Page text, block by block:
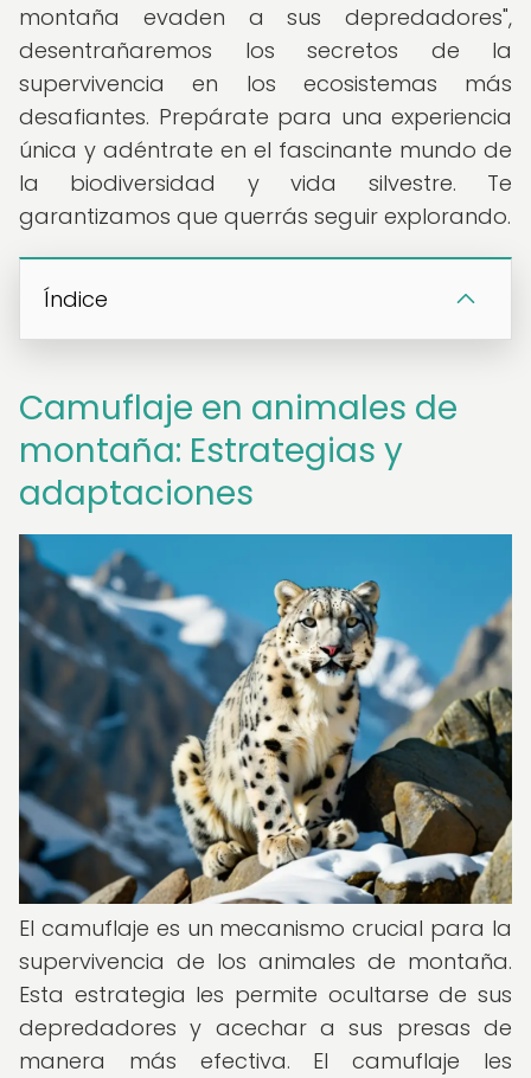
montaña evaden a sus depredadores",
desentrañaremos los secretos de la
supervivencia en los ecosistemas más
desafiantes. Prepárate para una experiencia
única y adéntrate en el fascinante mundo de
la biodiversidad y vida silvestre. Te
garantizamos que querrás seguir explorando.
Índice
Camuflaje en animales de
montaña: Estrategias y
adaptaciones
El camuflaje es un mecanismo crucial para la
supervivencia de los animales de montaña.
Esta estrategia les permite ocultarse de sus
depredadores y acechar a sus presas de
manera más efectiva. El camuflaje les